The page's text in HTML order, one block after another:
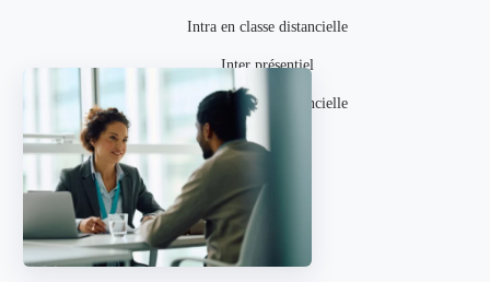
Intra en classe distancielle
Inter présentiel
Inter en classe distancielle